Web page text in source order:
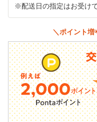
※配送日の指定はお受け
＼ポイント増